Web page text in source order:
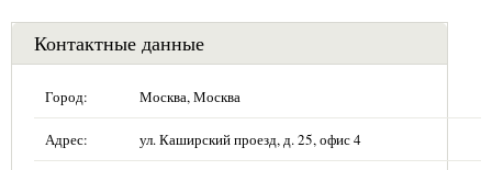
Контактные данные
Город: Москва, Москва
Адрес: ул. Каширский проезд, д. 25, офис 4